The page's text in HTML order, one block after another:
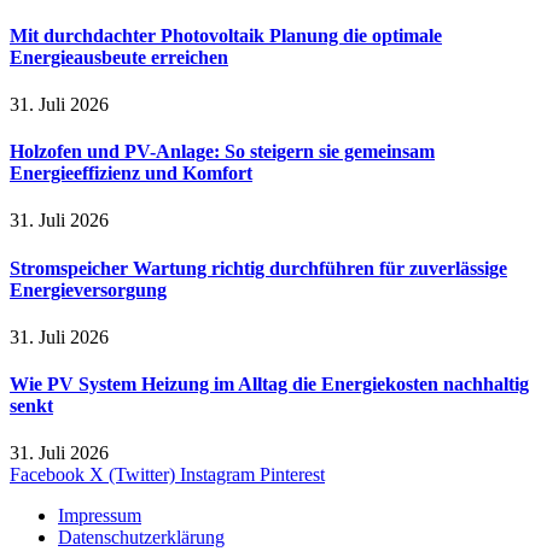
Mit durchdachter Photovoltaik Planung die optimale
Energieausbeute erreichen
31. Juli 2026
Holzofen und PV-Anlage: So steigern sie gemeinsam
Energieeffizienz und Komfort
31. Juli 2026
Stromspeicher Wartung richtig durchführen für zuverlässige
Energieversorgung
31. Juli 2026
Wie PV System Heizung im Alltag die Energiekosten nachhaltig
senkt
31. Juli 2026
Facebook X (Twitter) Instagram Pinterest
Impressum
Datenschutzerklärung